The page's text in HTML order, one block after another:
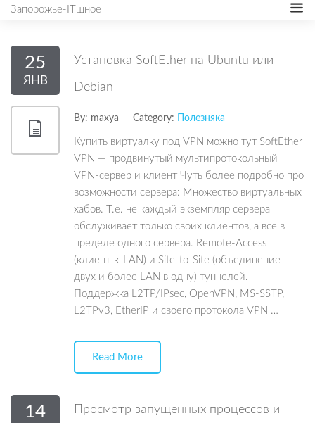
Запорожье-ITшное
25
ЯНВ
Установка SoftEther на Ubuntu или
Debian
By: maxya Category: Полезняка
Купить виртуалку под VPN можно тут SoftEther
VPN — продвинутый мультипротокольный
VPN-сервер и клиент Чуть более подробно про
возможности сервера: Множество виртуальных
хабов. Т.е. не каждый экземпляр сервера
обслуживает только своих клиентов, а все в
пределе одного сервера. Remote-Access
(клиент-к-LAN) и Site-to-Site (объединение
двух и более LAN в одну) туннелей.
Поддержка L2TP/IPsec, OpenVPN, MS-SSTP,
L2TPv3, EtherIP и своего протокола VPN …
Read More
14 Просмотр запущенных процессов и